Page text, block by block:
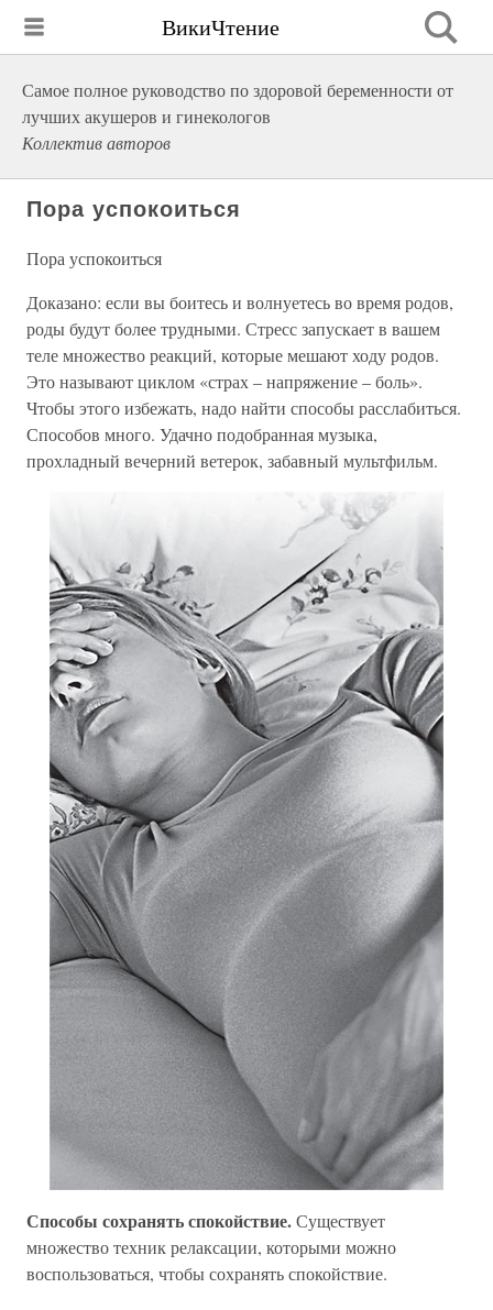
ВикиЧтение
Самое полное руководство по здоровой беременности от
лучших акушеров и гинекологов
Коллектив авторов
Пора успокоиться
Пора успокоиться
Доказано: если вы боитесь и волнуетесь во время родов,
роды будут более трудными. Стресс запускает в вашем
теле множество реакций, которые мешают ходу родов.
Это называют циклом «страх – напряжение – боль».
Чтобы этого избежать, надо найти способы расслабиться.
Способов много. Удачно подобранная музыка,
прохладный вечерний ветерок, забавный мультфильм.
Способы сохранять спокойствие.Существует
множество техник релаксации, которыми можно
воспользоваться, чтобы сохранять спокойствие.